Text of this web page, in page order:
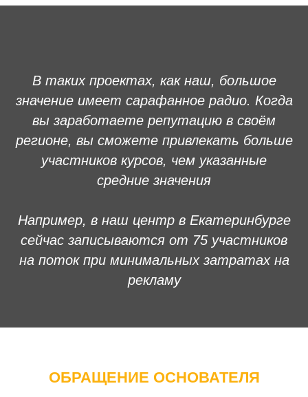
В таких проектах, как наш, большое
значение имеет сарафанное радио. Когда
вы заработаете репутацию в своём
регионе, вы сможете привлекать больше
участников курсов, чем указанные
средние значения
Например, в наш центр в Екатеринбурге
сейчас записываются от 75 участников
на поток при минимальных затратах на
рекламу
ОБРАЩЕНИЕ ОСНОВАТЕЛЯ